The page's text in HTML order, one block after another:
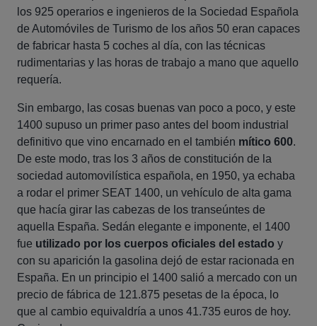
los 925 operarios e ingenieros de la Sociedad Española
de Automóviles de Turismo de los años 50 eran capaces
de fabricar hasta 5 coches al día, con las técnicas
rudimentarias y las horas de trabajo a mano que aquello
requería.
Sin embargo, las cosas buenas van poco a poco, y este
1400 supuso un primer paso antes del boom industrial
definitivo que vino encarnado en el también mítico 600.
De este modo, tras los 3 años de constitución de la
sociedad automovilística española, en 1950, ya echaba
a rodar el primer SEAT 1400, un vehículo de alta gama
que hacía girar las cabezas de los transeúntes de
aquella España. Sedán elegante e imponente, el 1400
fue utilizado por los cuerpos oficiales del estado y
con su aparición la gasolina dejó de estar racionada en
España. En un principio el 1400 salió a mercado con un
precio de fábrica de 121.875 pesetas de la época, lo
que al cambio equivaldría a unos 41.735 euros de hoy.